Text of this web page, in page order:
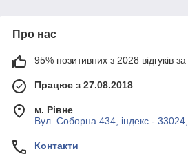
Про нас
95% позитивних з 2028 відгуків за
Працює з 27.08.2018
м. Рівне
Вул. Соборна 434, індекс - 33024,
Контакти